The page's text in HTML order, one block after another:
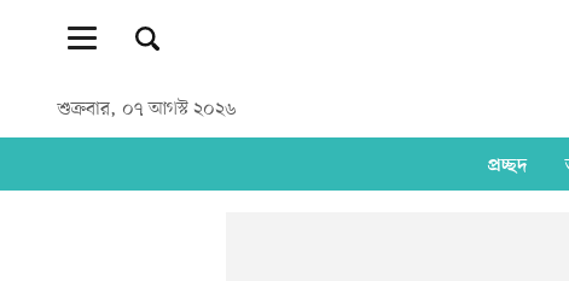
শুক্রবার, ০৭ আগস্ট ২০২৬
প্রচ্ছদ